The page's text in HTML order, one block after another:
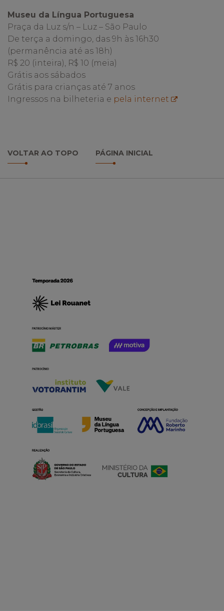
Museu da Língua Portuguesa
Praça da Luz s/n – Luz – São Paulo
De terça a domingo, das 9h às 16h30
(permanência até as 18h)
R$ 20 (inteira), R$ 10 (meia)
Grátis aos sábados
Grátis para crianças até 7 anos
Ingressos na bilheteria e pela internet
VOLTAR AO TOPO PÁGINA INICIAL